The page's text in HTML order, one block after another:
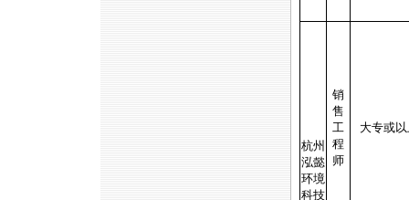
杭州
泓懿
环境
科技
销
售
工
程
师
大专或